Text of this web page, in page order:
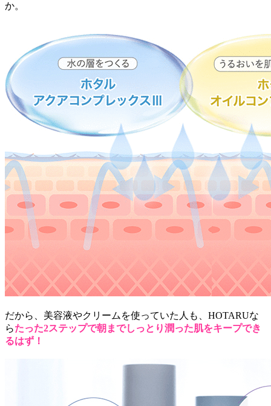
か。
だから、美容液やクリームを使っていた人も、HOTARUな
らたった2ステップで朝までしっとり潤った肌をキープでき
るはず！